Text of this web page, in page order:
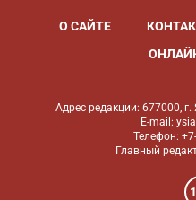
О САЙТЕ
Адрес редакции: 677000, г.
E-mail:
Телефон:
Главный